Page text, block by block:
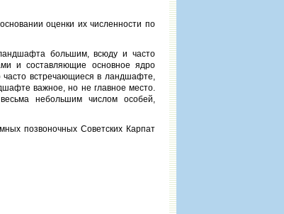
оценки их численности по
большим, всюду и часто
и составляющие основное ядро
встречающиеся в ландшафте,
важное, но не главное место.
небольшим числом особей,
позвоночных Советских Карпат